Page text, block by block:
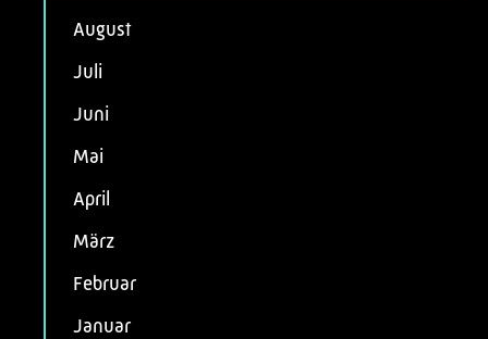
August
Juli
Juni
Mai
April
März
Februar
Januar